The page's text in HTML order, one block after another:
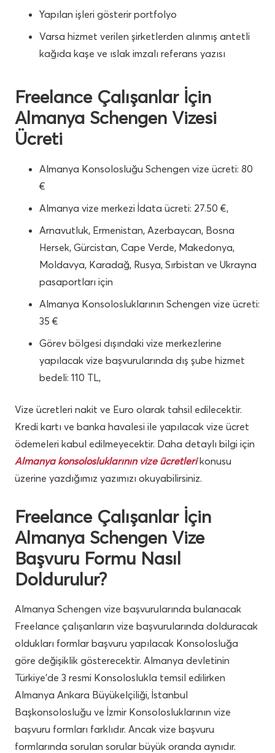
Yapılan işleri gösterir portfolyo
Varsa hizmet verilen şirketlerden alınmış antetli
kağıda kaşe ve ıslak imzalı referans yazısı
Freelance Çalışanlar İçin
Almanya Schengen Vizesi
Ücreti
Almanya Konsolosluğu Schengen vize ücreti: 80
€
Almanya vize merkezi İdata ücreti: 27.50 €,
Arnavutluk, Ermenistan, Azerbaycan, Bosna
Hersek, Gürcistan, Cape Verde, Makedonya,
Moldavya, Karadağ, Rusya, Sırbistan ve Ukrayna
pasaportları için
Almanya Konsolosluklarının Schengen vize ücreti:
35 €
Görev bölgesi dışındaki vize merkezlerine
yapılacak vize başvurularında dış şube hizmet
bedeli: 110 TL,
Vize ücretleri nakit ve Euro olarak tahsil edilecektir.
Kredi kartı ve banka havalesi ile yapılacak vize ücret
ödemeleri kabul edilmeyecektir. Daha detaylı bilgi için
Almanya konsolosluklarının vize ücretlerikonusu
üzerine yazdığımız yazımızı okuyabilirsiniz.
Freelance Çalışanlar İçin
Almanya Schengen Vize
Başvuru Formu Nasıl
Doldurulur?
Almanya Schengen vize başvurularında bulanacak
Freelance çalışanların vize başvurularında dolduracak
oldukları formlar başvuru yapılacak Konsolosluğa
göre değişiklik gösterecektir. Almanya devletinin
Türkiye’de 3 resmi Konsoloslukla temsil edilirken
Almanya Ankara Büyükelçiliği, İstanbul
Başkonsolosluğu ve İzmir Konsolosluklarının vize
başvuru formları farklıdır. Ancak vize başvuru
formlarında sorulan sorular büyük oranda aynıdır.